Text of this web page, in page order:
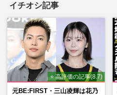
イチオシ記事
⭐ 高評価の記事(8.7)
元BE:FIRST・三山凌輝は花乃